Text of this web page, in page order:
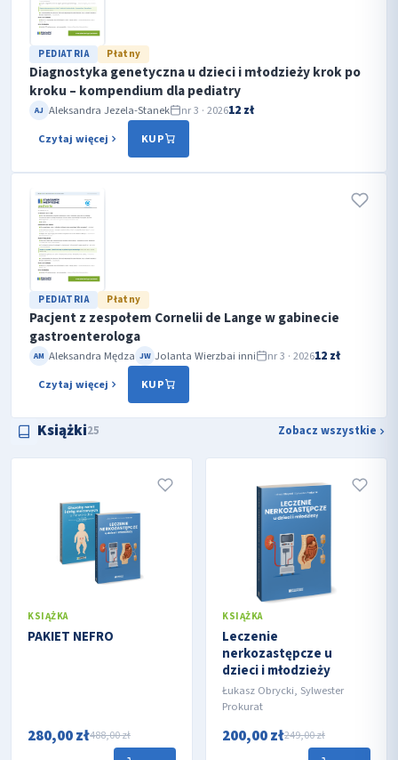
PEDIATRIA Płatny
Diagnostyka genetyczna u dzieci i młodzieży krok po
kroku – kompendium dla pediatry
AJ Aleksandra Jezela-Stanek nr 3 · 202612 zł
Czytaj więcej KUP
PEDIATRIA Płatny
Pacjent z zespołem Cornelii de Lange w gabinecie
gastroenterologa
AM Aleksandra Mędza JW Jolanta Wierzbai inni nr 3 · 202612 zł
Czytaj więcej KUP
Książki25 Zobacz wszystkie
KSIĄŻKA
PAKIET NEFRO
280,00 zł488,00 zł
KSIĄŻKA
Leczenie
nerkozastępcze u
dzieci i młodzieży
Łukasz Obrycki, Sylwester
Prokurat
200,00 zł249,00 zł